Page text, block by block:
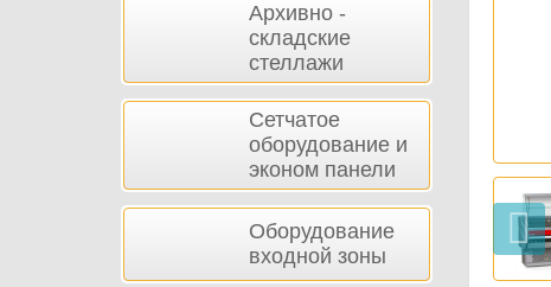
Архивно -
складские
стеллажи
Сетчатое
оборудование и
эконом панели
Оборудование
входной зоны